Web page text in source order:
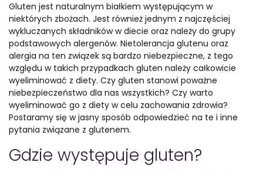
Gluten jest naturalnym białkiem występującym w
niektórych zbożach. Jest również jednym z najczęściej
wykluczanych składników w diecie oraz należy do grupy
podstawowych alergenów. Nietolerancja glutenu oraz
alergia na ten związek są bardzo niebezpieczne, z tego
względu w takich przypadkach gluten należy całkowicie
wyeliminować z diety. Czy gluten stanowi poważne
niebezpieczeństwo dla nas wszystkich? Czy warto
wyeliminować go z diety w celu zachowania zdrowia?
Postaramy się w jasny sposób odpowiedzieć na te i inne
pytania związane z glutenem.
Gdzie występuje gluten?